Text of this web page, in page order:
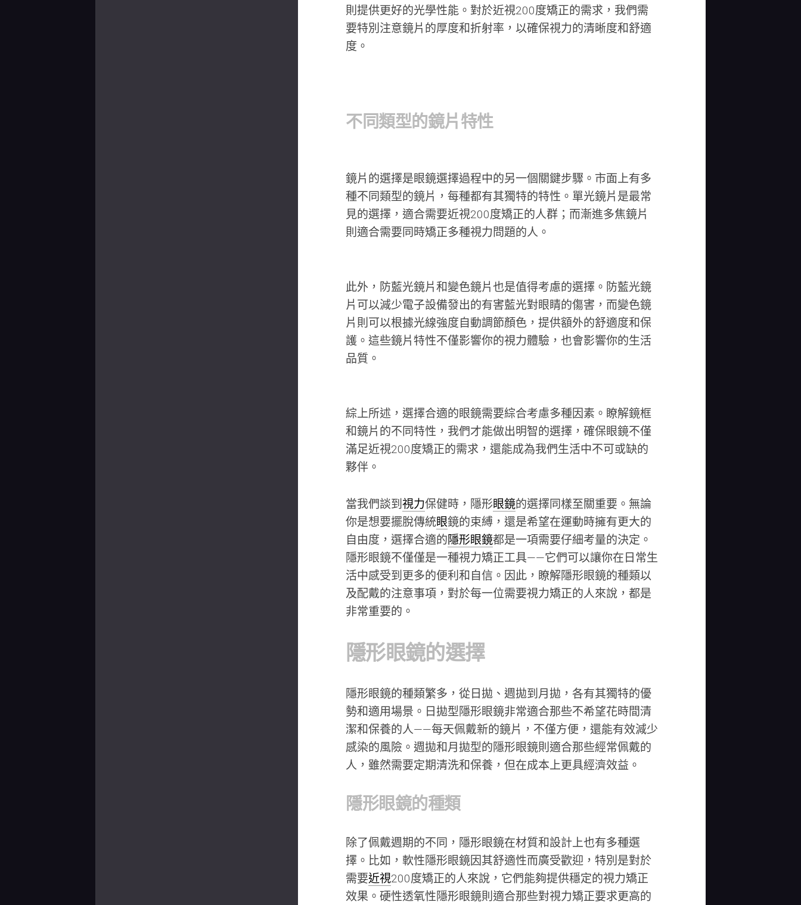
則提供更好的光學性能。對於近視200度矯正的需求，我們需
要特別注意鏡片的厚度和折射率，以確保視力的清晰度和舒適
度。
不同類型的鏡片特性
鏡片的選擇是眼鏡選擇過程中的另一個關鍵步驟。市面上有多
種不同類型的鏡片，每種都有其獨特的特性。單光鏡片是最常
見的選擇，適合需要近視200度矯正的人群；而漸進多焦鏡片
則適合需要同時矯正多種視力問題的人。
此外，防藍光鏡片和變色鏡片也是值得考慮的選擇。防藍光鏡
片可以減少電子設備發出的有害藍光對眼睛的傷害，而變色鏡
片則可以根據光線強度自動調節顏色，提供額外的舒適度和保
護。這些鏡片特性不僅影響你的視力體驗，也會影響你的生活
品質。
綜上所述，選擇合適的眼鏡需要綜合考慮多種因素。瞭解鏡框
和鏡片的不同特性，我們才能做出明智的選擇，確保眼鏡不僅
滿足近視200度矯正的需求，還能成為我們生活中不可或缺的
夥伴。
當我們談到 視力保健時，隱形眼鏡的選擇同樣至關重要。無論
你是想要擺脫傳統眼鏡的束縛，還是希望在運動時擁有更大的
自由度，選擇合適的隱形眼鏡都是一項需要仔細考量的決定。
隱形眼鏡不僅僅是一種視力矯正工具——它們可以讓你在日常生
活中感受到更多的便利和自信。因此，瞭解隱形眼鏡的種類以
及配戴的注意事項，對於每一位需要視力矯正的人來說，都是
非常重要的。
隱形眼鏡的選擇
隱形眼鏡的種類繁多，從日拋、週拋到月拋，各有其獨特的優
勢和適用場景。日拋型隱形眼鏡非常適合那些不希望花時間清
潔和保養的人——每天佩戴新的鏡片，不僅方便，還能有效減少
感染的風險。週拋和月拋型的隱形眼鏡則適合那些經常佩戴的
人，雖然需要定期清洗和保養，但在成本上更具經濟效益。
隱形眼鏡的種類
除了佩戴週期的不同，隱形眼鏡在材質和設計上也有多種選
擇。比如，軟性隱形眼鏡因其舒適性而廣受歡迎，特別是對於
需要近視200度矯正的人來說，它們能夠提供穩定的視力矯正
效果。硬性透氧性隱形眼鏡則適合那些對視力矯正要求更高的